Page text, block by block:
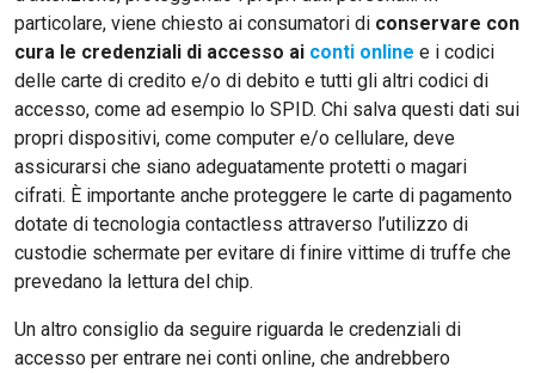
particolare, viene chiesto ai consumatori di conservare con
cura le credenziali di accesso ai conti online e i codici
delle carte di credito e/o di debito e tutti gli altri codici di
accesso, come ad esempio lo SPID. Chi salva questi dati sui
propri dispositivi, come computer e/o cellulare, deve
assicurarsi che siano adeguatamente protetti o magari
cifrati. È importante anche proteggere le carte di pagamento
dotate di tecnologia contactless attraverso l’utilizzo di
custodie schermate per evitare di finire vittime di truffe che
prevedano la lettura del chip.
Un altro consiglio da seguire riguarda le credenziali di
accesso per entrare nei conti online, che andrebbero